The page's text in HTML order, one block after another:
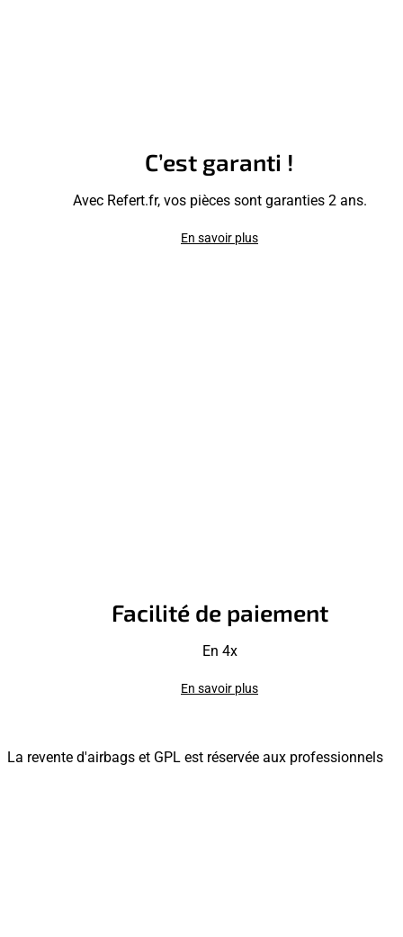
C’est garanti !
Avec Refert.fr, vos pièces sont garanties 2 ans.
En savoir plus
Facilité de paiement
En 4x
En savoir plus
La revente d'airbags et GPL est réservée aux professionnels